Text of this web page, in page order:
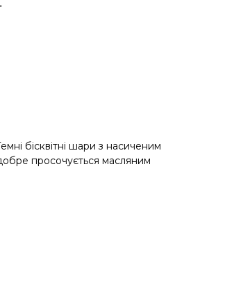
бісквітні шари з насиченим
просочується масляним